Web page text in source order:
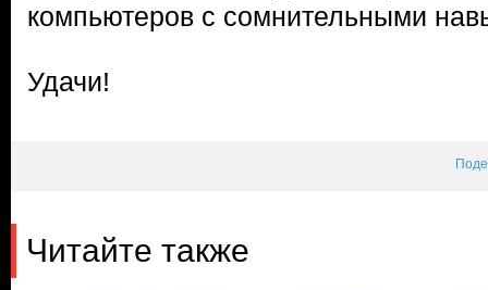
компьютеров с сомнительными
Удачи!
Читайте также